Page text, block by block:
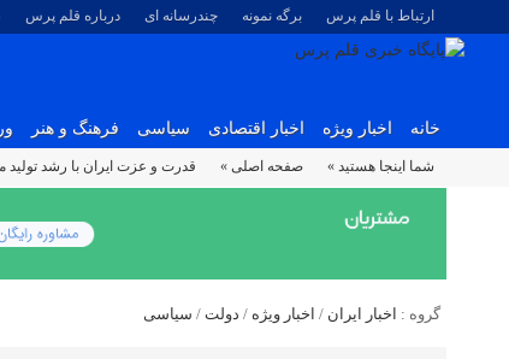
ارتباط با قلم پرس برگه نمونه چندرسانه ای درباره قلم پرس
خانه اخبار ویژه اخبار اقتصادی سیاسی فرهنگ و هنر
شما اینجا هستید » صفحه اصلی » قدرت و عزت ایران با رشد تولید
گروه : اخبار ایران / اخبار ویژه / دولت / سیاسی